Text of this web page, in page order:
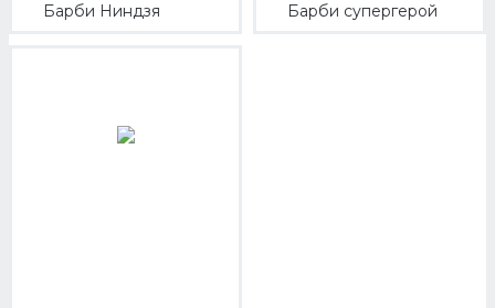
Барби Ниндзя Барби супергерой